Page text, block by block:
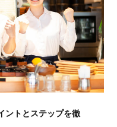
ントとステップを徹